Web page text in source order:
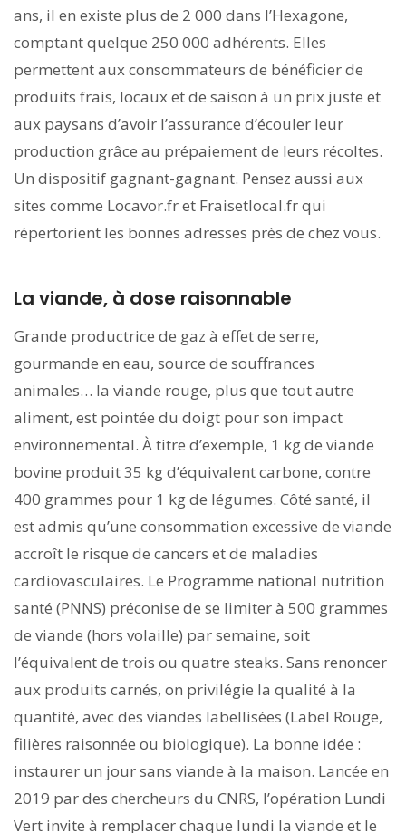
ans, il en existe plus de 2 000 dans l’Hexagone,
comptant quelque 250 000 adhérents. Elles
permettent aux consommateurs de bénéficier de
produits frais, locaux et de saison à un prix juste et
aux paysans d’avoir l’assurance d’écouler leur
production grâce au prépaiement de leurs récoltes.
Un dispositif gagnant-gagnant. Pensez aussi aux
sites comme Locavor.fr et Fraisetlocal.fr qui
répertorient les bonnes adresses près de chez vous.
La viande, à dose raisonnable
Grande productrice de gaz à effet de serre,
gourmande en eau, source de souffrances
animales… la viande rouge, plus que tout autre
aliment, est pointée du doigt pour son impact
environnemental. À titre d’exemple, 1 kg de viande
bovine produit 35 kg d’équivalent carbone, contre
400 grammes pour 1 kg de légumes. Côté santé, il
est admis qu’une consommation excessive de viande
accroît le risque de cancers et de maladies
cardiovasculaires. Le Programme national nutrition
santé (PNNS) préconise de se limiter à 500 grammes
de viande (hors volaille) par semaine, soit
l’équivalent de trois ou quatre steaks. Sans renoncer
aux produits carnés, on privilégie la qualité à la
quantité, avec des viandes labellisées (Label Rouge,
filières raisonnée ou biologique). La bonne idée :
instaurer un jour sans viande à la maison. Lancée en
2019 par des chercheurs du CNRS, l’opération Lundi
Vert invite à remplacer chaque lundi la viande et le